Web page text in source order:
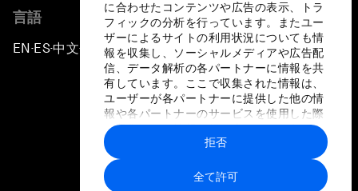
に合わせたコンテンツや広告の表示、トラ
フィックの分析を行っています。またユー
ザーによるサイトの利用状況についても情
報を収集し、ソーシャルメディアや広告配
信、データ解析の各パートナーに情報を共
有しています。ここで収集された情報は、
ユーザーが各パートナーに提供した他の情
報や各パートナーのサービスを使用した際
に収集された情報と組み合わされ、各パー
トナーによって使用されることがありま
す。
全て許可
拒否
言語
EN ▪ ES▪中文▪ 日本語
プライバシーポリシーと利用規約
サイトマップ